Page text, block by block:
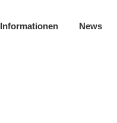
Informationen News